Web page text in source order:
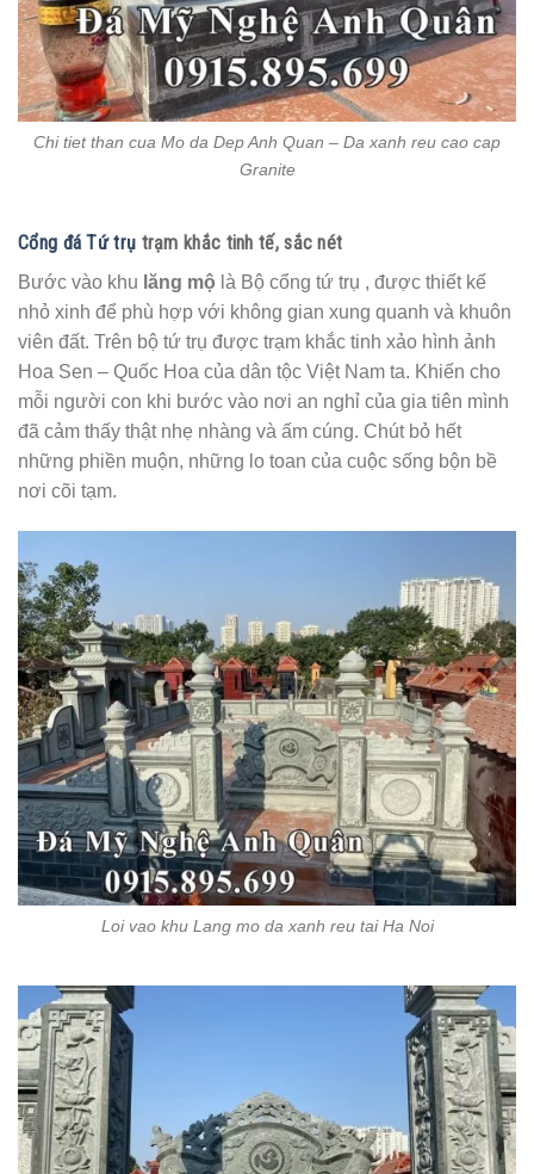
Chi tiet than cua Mo da Dep Anh Quan – Da xanh reu cao cap
Granite
Cổng đá Tứ trụ trạm khắc tinh tế, sắc nét
Bước vào khu lăng mộ là Bộ cổng tứ trụ , được thiết kế
nhỏ xinh để phù hợp với không gian xung quanh và khuôn
viên đất. Trên bộ tứ trụ được trạm khắc tinh xảo hình ảnh
Hoa Sen – Quốc Hoa của dân tộc Việt Nam ta. Khiến cho
mỗi người con khi bước vào nơi an nghỉ của gia tiên mình
đã cảm thấy thật nhẹ nhàng và ấm cúng. Chút bỏ hết
những phiền muộn, những lo toan của cuộc sống bộn bề
nơi cõi tạm.
Loi vao khu Lang mo da xanh reu tai Ha Noi